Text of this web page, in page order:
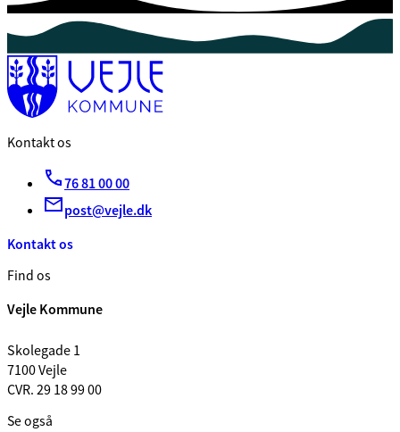
Kontakt os
76 81 00 00
post@vejle.dk
Kontakt os
Find os
Vejle Kommune
Skolegade 1
7100 Vejle
CVR. 29 18 99 00
Se også